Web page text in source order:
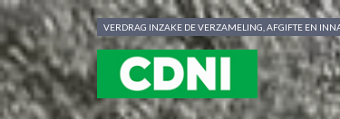
VERDRAG INZAKE DE VERZAMELING, AFGIFTE EN
Cookies beheer paneel